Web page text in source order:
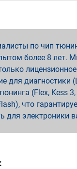
по чип
более 8 лет.
лицензионное
для диагностики
(Flex, Kess
что
для электроники